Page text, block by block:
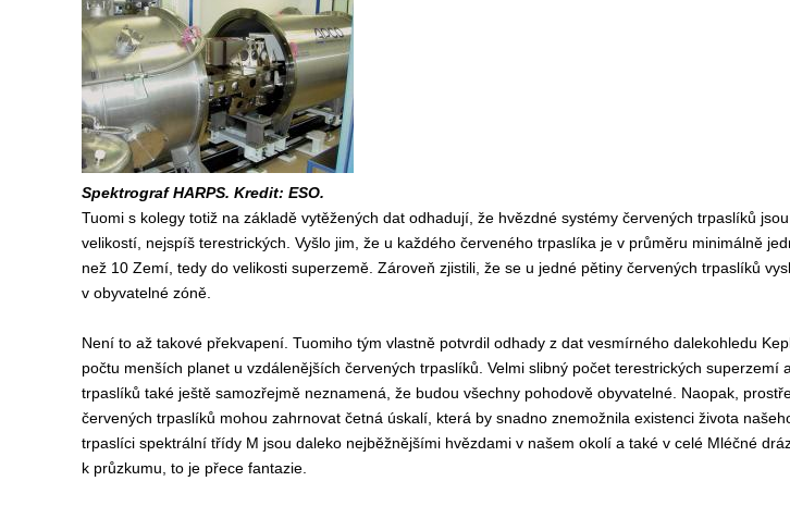
Spektrograf HARPS. Kredit: ESO.
Tuomi s kolegy totiž na základě vytěžených dat odhadují, že hvězdné systémy červených trpaslíků
velikostí, nejspíš terestrických. Vyšlo jim, že u každého červeného trpaslíka je v průměru minimálně
než 10 Zemí, tedy do velikosti superzemě. Zároveň zjistili, že se u jedné pětiny červených trpaslíků
v obyvatelné zóně.
Není to až takové překvapení. Tuomiho tým vlastně potvrdil odhady z dat vesmírného dalekohledu
počtu menších planet u vzdálenějších červených trpaslíků. Velmi slibný počet terestrických superzemí
trpaslíků také ještě samozřejmě neznamená, že budou všechny pohodově obyvatelné. Naopak,
červených trpaslíků mohou zahrnovat četná úskalí, která by snadno znemožnila existenci života
trpaslíci spektrální třídy M jsou daleko nejběžnějšími hvězdami v našem okolí a také v celé Mléčné
k průzkumu, to je přece fantazie.